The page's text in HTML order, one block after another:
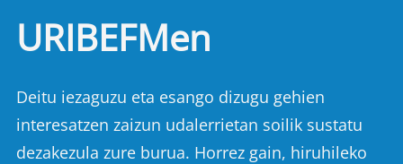
URIBEFMen
Deitu iezaguzu eta esango dizugu gehien
interesatzen zaizun udalerrietan soilik sustatu
dezakezula zure burua. Horrez gain, hiruhileko